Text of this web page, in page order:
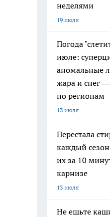
неделями
19 июля
Погода
июле:
аномальные
жара и снег
по регионам
13 июля
Перестала
каждый
их за 10
карнизе
13 июля
Не ешьте